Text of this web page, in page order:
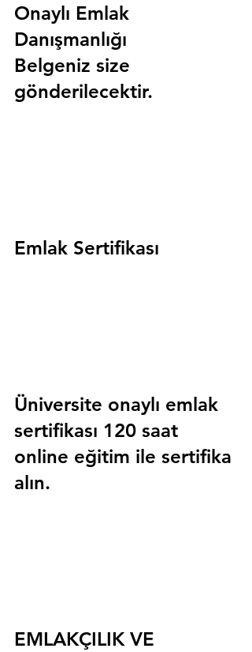
Onaylı Emlak
Danışmanlığı
Belgeniz size
gönderilecektir.
Emlak Sertifikası
Üniversite onaylı emlak
sertifikası 120 saat
online eğitim ile sertifika
alın.
EMLAKÇILIK VE